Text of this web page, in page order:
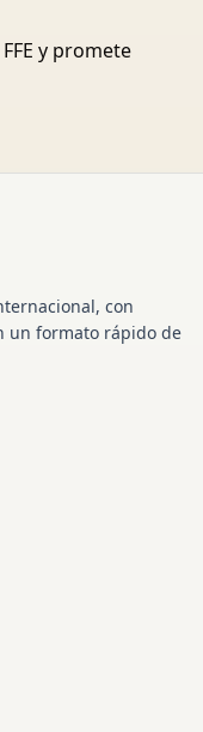
y promete
con
un formato rápido de